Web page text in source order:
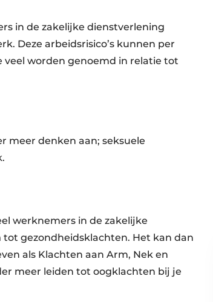
in de zakelijke dienstverlening
Deze arbeidsrisico’s kunnen per
veel worden genoemd in relatie tot
meer denken aan; seksuele
werknemers in de zakelijke
gezondheidsklachten. Het kan dan
als Klachten aan Arm, Nek en
meer leiden tot oogklachten bij je